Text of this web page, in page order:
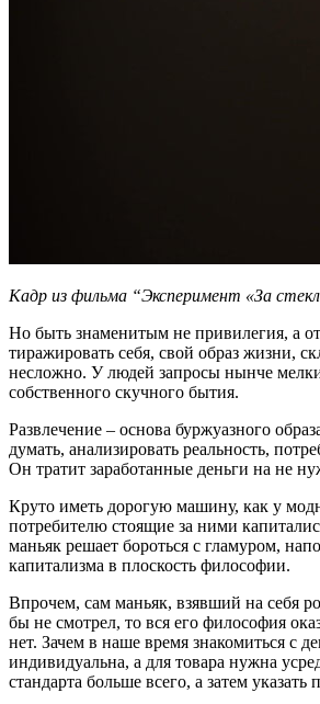
Кадр из фильма “Эксперимент «За
Но быть знаменитым не привилегия, а
тиражировать себя, свой образ жизни,
несложно. У людей запросы нынче
собственного скучного бытия.
Развлечение – основа буржуазного
думать, анализировать реальность,
Он тратит заработанные деньги на не
Круто иметь дорогую машину, как у
потребителю стоящие за ними
маньяк решает бороться с гламуром,
капитализма в плоскость философии.
Впрочем, сам маньяк, взявший на себя
бы не смотрел, то вся его философия
нет. Зачем в наше время знакомиться с
индивидуальна, а для товара нужна
стандарта больше всего, а затем указать